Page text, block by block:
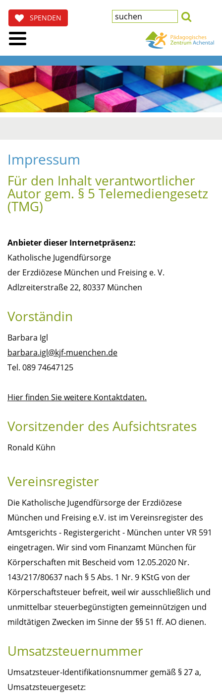
SPENDEN
Impressum
Für den Inhalt verantwortlicher
Autor gem. § 5 Telemediengesetz
(TMG)
Anbieter dieser Internetpräsenz:
Katholische Jugendfürsorge
der Erzdiözese München und Freising e. V.
Adlzreiterstraße 22, 80337 München
Vorständin
Barbara Igl
barbara.igl@kjf-muenchen.de
Tel. 089 74647125
Hier finden Sie weitere Kontaktdaten.
Vorsitzender des Aufsichtsrates
Ronald Kühn
Vereinsregister
Die Katholische Jugendfürsorge der Erzdiözese
München und Freising e.V. ist im Vereinsregister des
Amtsgerichts - Registergericht - München unter VR 591
eingetragen. Wir sind vom Finanzamt München für
Körperschaften mit Bescheid vom 12.05.2020 Nr.
143/217/80637 nach § 5 Abs. 1 Nr. 9 KStG von der
Körperschaftsteuer befreit, weil wir ausschließlich und
unmittelbar steuerbegünstigten gemeinnützigen und
mildtätigen Zwecken im Sinne der §§ 51 ff. AO dienen.
Umsatzsteuernummer
Umsatzsteuer-Identifikationsnummer gemäß § 27 a,
Umsatzsteuergesetz: